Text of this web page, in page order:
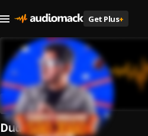
Get Plus+
Dudu Batidão